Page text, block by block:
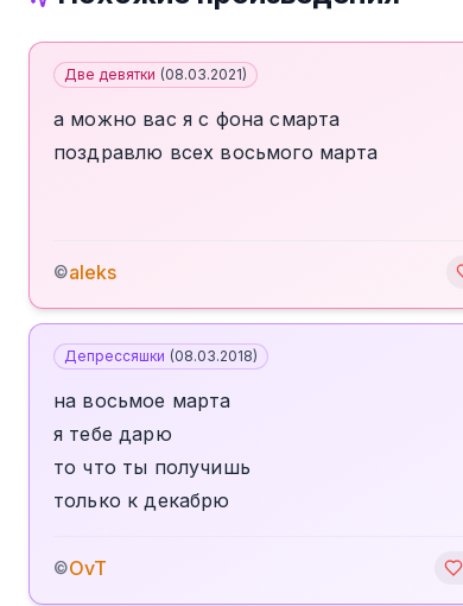
Две девятки (08.03.2021)
а можно вас я с фона смарта
поздравлю всех восьмого марта
©aleks
Депрессяшки (08.03.2018)
на восьмое марта
я тебе дарю
то что ты получишь
только к декабрю
©OvT